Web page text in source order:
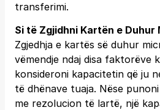
transferimi.
Si të Zgjidhni Kartën e Duhur
Zgjedhja e kartës së duhur
vëmendje ndaj disa faktorëve
konsideroni kapacitetin që ju
të dhënave tuaja. Nëse
me rezolucion të lartë, një